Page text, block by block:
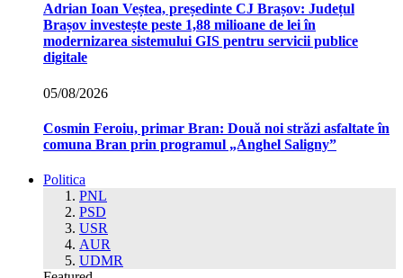
Adrian Ioan Veștea, președinte CJ Brașov: Județul
Brașov investește peste 1,88 milioane de lei în
modernizarea sistemului GIS pentru servicii publice
digitale
05/08/2026
Cosmin Feroiu, primar Bran: Două noi străzi asfaltate în
comuna Bran prin programul „Anghel Saligny”
Politica
PNL
PSD
USR
AUR
UDMR